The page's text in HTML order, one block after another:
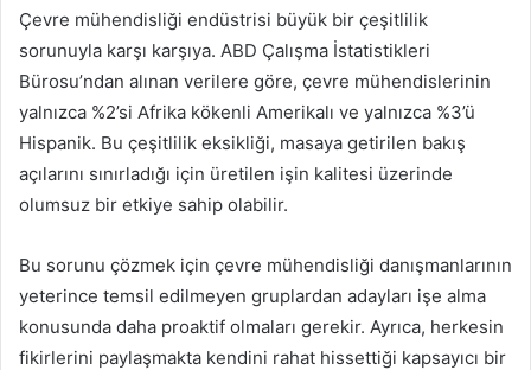
Çevre mühendisliği endüstrisi büyük bir çeşitlilik
sorunuyla karşı karşıya. ABD Çalışma İstatistikleri
Bürosu’ndan alınan verilere göre, çevre mühendislerinin
yalnızca %2’si Afrika kökenli Amerikalı ve yalnızca %3’ü
Hispanik. Bu çeşitlilik eksikliği, masaya getirilen bakış
açılarını sınırladığı için üretilen işin kalitesi üzerinde
olumsuz bir etkiye sahip olabilir.
Bu sorunu çözmek için çevre mühendisliği danışmanlarının
yeterince temsil edilmeyen gruplardan adayları işe alma
konusunda daha proaktif olmaları gerekir. Ayrıca, herkesin
fikirlerini paylaşmakta kendini rahat hissettiği kapsayıcı bir